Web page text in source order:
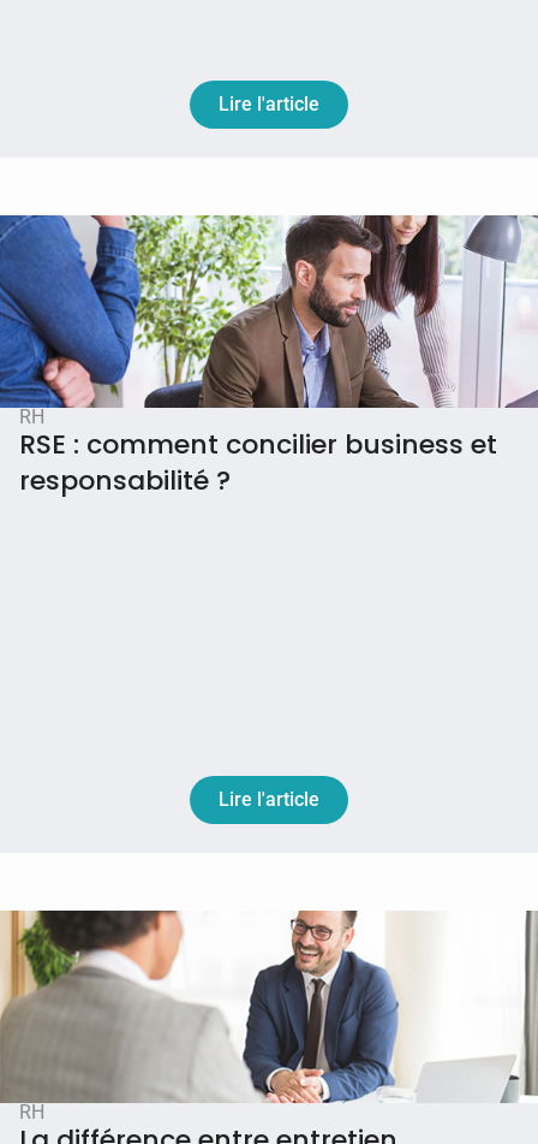
Lire l'article
RH
RSE : comment concilier business et
responsabilité ?
Lire l'article
RH